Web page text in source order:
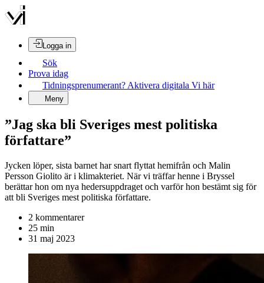
Logga in
Sök
Prova idag
Tidningsprenumerant? Aktivera digitala Vi här
Meny
”Jag ska bli Sveriges mest politiska
författare”
Jycken löper, sista barnet har snart flyttat hemifrån och Malin
Persson Giolito är i klimakteriet. När vi träffar henne i Bryssel
berättar hon om nya hedersuppdraget och varför hon bestämt sig för
att bli Sveriges mest politiska författare.
2 kommentarer
25 min
31 maj 2023